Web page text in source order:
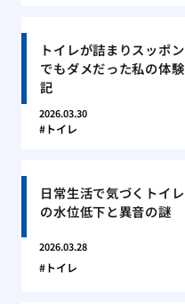
トイレが詰まりスッポン
でもダメだった私の体験
記
2026.03.30
トイレ
日常生活で気づくトイレ
の水位低下と異音の謎
2026.03.28
トイレ